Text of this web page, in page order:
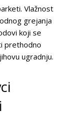
Vlažnost
grejanja
koji se
prethodno
ugradnju.